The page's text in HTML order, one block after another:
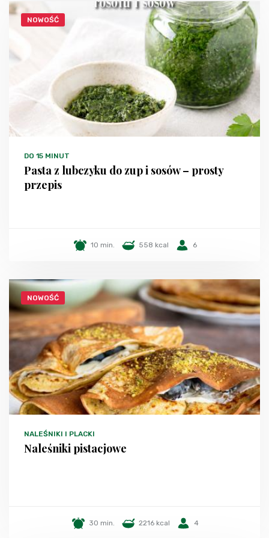
NOWOŚĆ
DO 15 MINUT
Pasta z lubczyku do zup i sosów – prosty
przepis
10 min. 558 kcal 6
NOWOŚĆ
NALEŚNIKI I PLACKI
Naleśniki pistacjowe
30 min. 2216 kcal 4